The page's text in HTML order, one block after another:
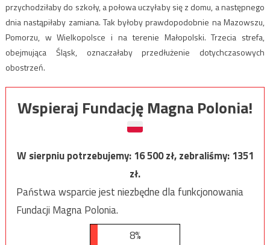
przychodziłaby do szkoły, a połowa uczyłaby się z domu, a następnego
dnia nastąpiłaby zamiana. Tak byłoby prawdopodobnie na Mazowszu,
Pomorzu, w Wielkopolsce i na terenie Małopolski. Trzecia strefa,
obejmująca Śląsk, oznaczałaby przedłużenie dotychczasowych
obostrzeń.
Wspieraj Fundację Magna Polonia!
W sierpniu potrzebujemy:16 500zł, zebraliśmy:1351
zł.
Państwa wsparcie jest niezbędne dla funkcjonowania
Fundacji Magna Polonia.
8%